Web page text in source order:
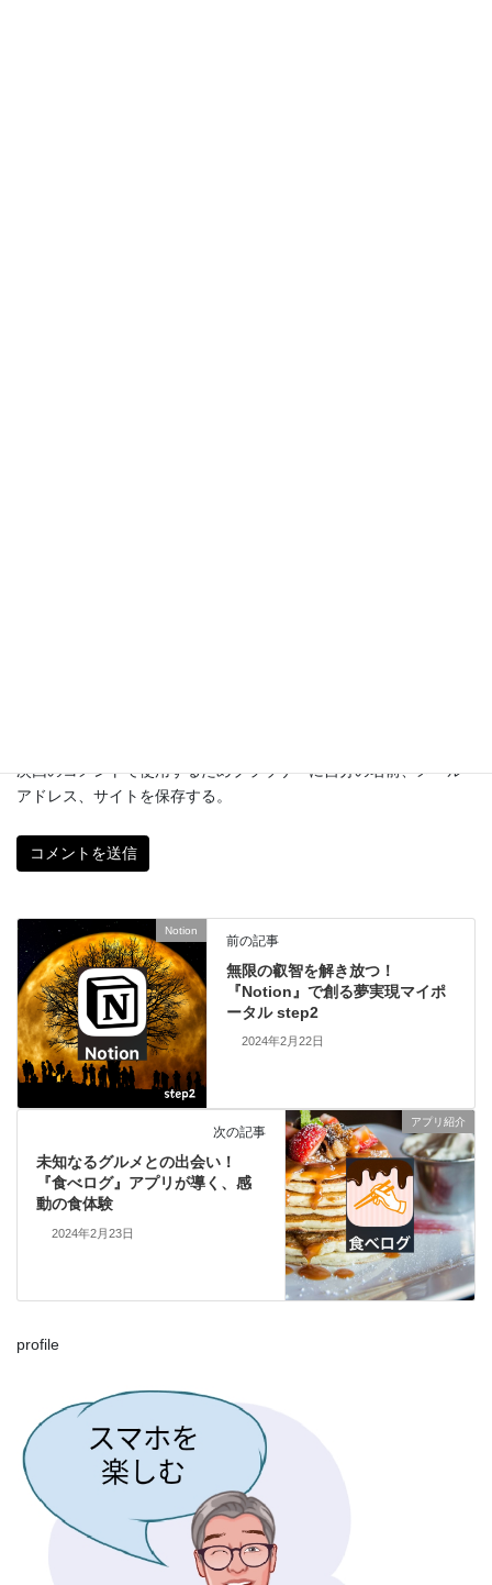
次回のコメントで使用するためブラウザーに自分の名前、メール
アドレス、サイトを保存する。
Notion
前の記事
無限の叡智を解き放つ！
『Notion』で創る夢実現マイポ
ータル step2
2024年2月22日
アプリ紹介
次の記事
未知なるグルメとの出会い！
『食べログ』アプリが導く、感
動の食体験
2024年2月23日
profile